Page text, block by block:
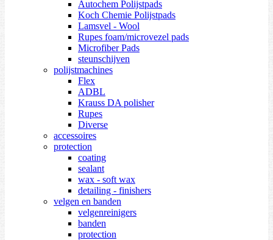
Autochem Polijstpads
Koch Chemie Polijstpads
Lamsvel - Wool
Rupes foam/microvezel pads
Microfiber Pads
steunschijven
polijstmachines
Flex
ADBL
Krauss DA polisher
Rupes
Diverse
accessoires
protection
coating
sealant
wax - soft wax
detailing - finishers
velgen en banden
velgenreinigers
banden
protection